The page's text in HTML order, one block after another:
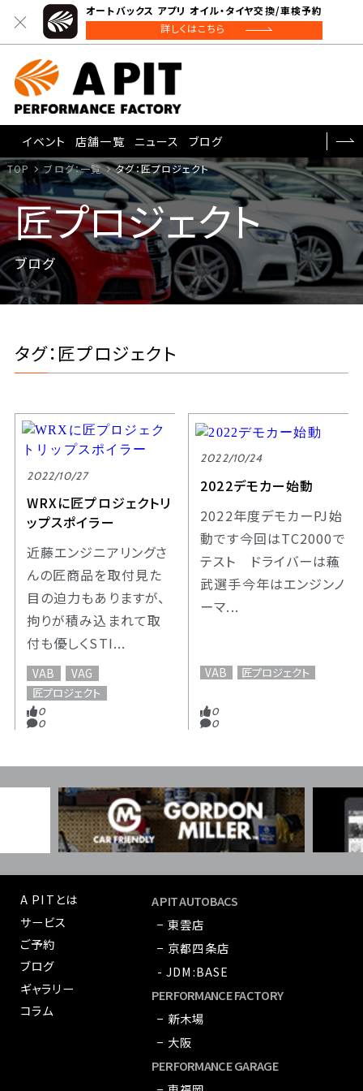
オートバックス アプリ オイル・タイヤ交換/車検予約
詳しくはこちら
イベント 店舗一覧 ニュース ブログ
TOP ブログ：一覧 タグ：匠プロジェクト
匠プロジェクト
ブログ
タグ：匠プロジェクト
2022/10/27
WRXに匠プロジェクトリ
ップスポイラー
近藤エンジニアリングさ
んの匠商品を取付見た
目の迫力もありますが、
拘りが積み込まれて取
付も優しくSTI...
VAB
VAG
匠プロジェクト
0
0
2022/10/24
2022デモカー始動
2022年度デモカーPJ始
動です今回はTC2000で
テスト ドライバーは蘓
武選手今年はエンジンノ
ーマ...
VAB 匠プロジェクト
0
0
A PITとは
サービス
ご予約
ブログ
ギャラリー
コラム
A PIT AUTOBACS
− 東雲店
− 京都四条店
- JDM:BASE
PERFORMANCE FACTORY
− 新木場
− 大阪
PERFORMANCE GARAGE